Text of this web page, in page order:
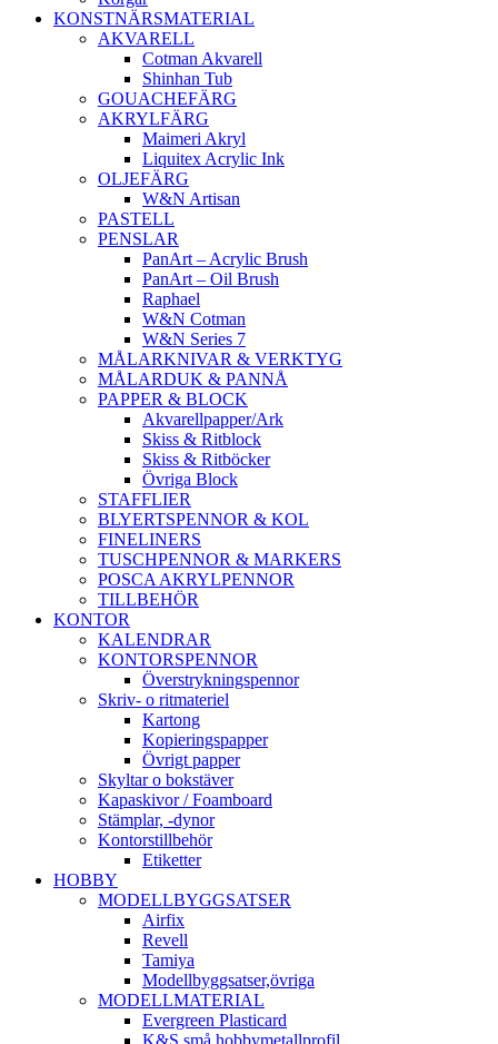
KONSTNÄRSMATERIAL
AKVARELL
Cotman Akvarell
Shinhan Tub
GOUACHEFÄRG
AKRYLFÄRG
Maimeri Akryl
Liquitex Acrylic Ink
OLJEFÄRG
W&N Artisan
PASTELL
PENSLAR
PanArt – Acrylic Brush
PanArt – Oil Brush
Raphael
W&N Cotman
W&N Series 7
MÅLARKNIVAR & VERKTYG
MÅLARDUK & PANNÅ
PAPPER & BLOCK
Akvarellpapper/Ark
Skiss & Ritblock
Skiss & Ritböcker
Övriga Block
STAFFLIER
BLYERTSPENNOR & KOL
FINELINERS
TUSCHPENNOR & MARKERS
POSCA AKRYLPENNOR
TILLBEHÖR
KONTOR
KALENDRAR
KONTORSPENNOR
Överstrykningspennor
Skriv- o ritmateriel
Kartong
Kopieringspapper
Övrigt papper
Skyltar o bokstäver
Kapaskivor / Foamboard
Stämplar, -dynor
Kontorstillbehör
Etiketter
HOBBY
MODELLBYGGSATSER
Airfix
Revell
Tamiya
Modellbyggsatser,övriga
MODELLMATERIAL
Evergreen Plasticard
K&S små hobbymetallprofil